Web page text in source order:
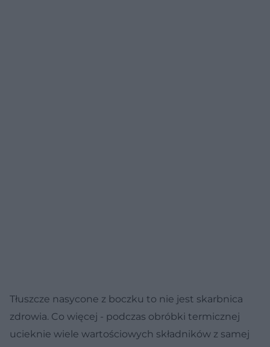
Tłuszcze nasycone z boczku to nie jest skarbnica
zdrowia. Co więcej - podczas obróbki termicznej
ucieknie wiele wartościowych składników z samej